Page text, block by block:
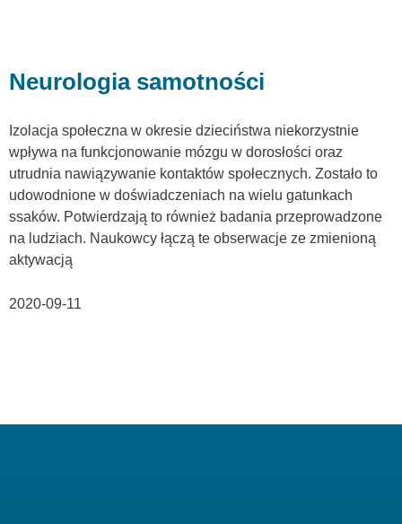
Neurologia samotności
Izolacja społeczna w okresie dzieciństwa niekorzystnie
wpływa na funkcjonowanie mózgu w dorosłości oraz
utrudnia nawiązywanie kontaktów społecznych. Zostało to
udowodnione w doświadczeniach na wielu gatunkach
ssaków. Potwierdzają to również badania przeprowadzone
na ludziach. Naukowcy łączą te obserwacje ze zmienioną
aktywacją
2020-09-11